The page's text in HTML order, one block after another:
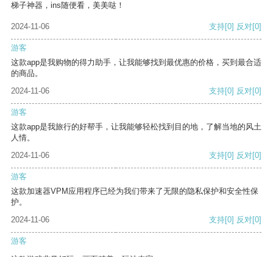
梯子神器，ins随便看，美美哒！
2024-11-06 支持[0] 反对[0]
游客
这款app是我购物的得力助手，让我能够找到最优惠的价格，买到最合适
的商品。
2024-11-06
支持[0] 反对[0]
游客
这款app是我旅行的好帮手，让我能够轻松找到目的地，了解当地的风土
人情。
2024-11-06
支持[0] 反对[0]
游客
这款加速器VPM应用程序已经为我们带来了无限的隐私保护和安全性保
护。
2024-11-06
支持[0] 反对[0]
游客